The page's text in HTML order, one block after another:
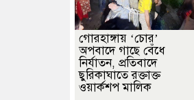
গোরহাঙ্গায় ‘চোর’
অপবাদে গাছে বেঁধে
নির্যাতন, প্রতিবাদে
ছুরিকাঘাতে রক্তাক্ত
ওয়ার্কশপ মালিক